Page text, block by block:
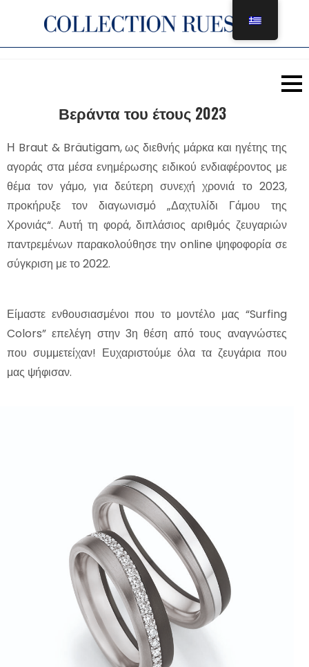
περιεχόμενο
Βεράντα του έτους 2023
Η Braut & Bräutigam, ως διεθνής μάρκα και ηγέτης της
αγοράς στα μέσα ενημέρωσης ειδικού ενδιαφέροντος με
θέμα τον γάμο, για δεύτερη συνεχή χρονιά το 2023,
προκήρυξε τον διαγωνισμό „Δαχτυλίδι Γάμου της
Χρονιάς“. Αυτή τη φορά, διπλάσιος αριθμός ζευγαριών
παντρεμένων παρακολούθησε την online ψηφοφορία σε
σύγκριση με το 2022.
Είμαστε ενθουσιασμένοι που το μοντέλο μας “Surfing
Colors” επελέγη στην 3η θέση από τους αναγνώστες
που συμμετείχαν! Ευχαριστούμε όλα τα ζευγάρια που
μας ψήφισαν.